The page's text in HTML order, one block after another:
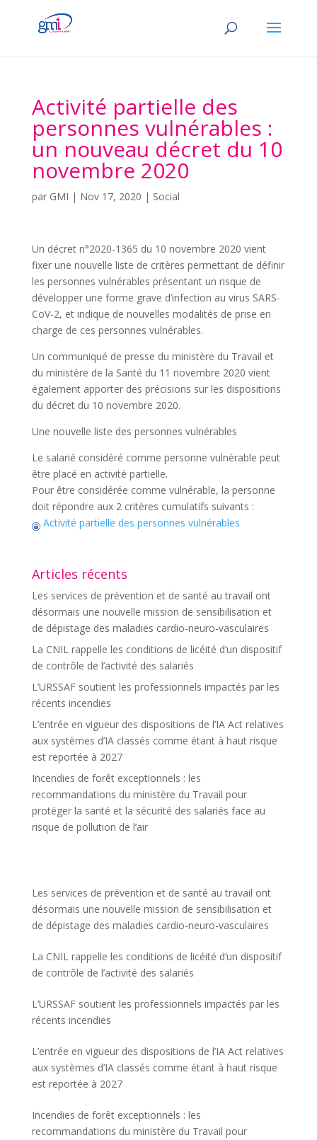
Activité partielle des
personnes vulnérables :
un nouveau décret du 10
novembre 2020
par GMI | Nov 17, 2020 | Social
Un décret n°2020-1365 du 10 novembre 2020 vient
fixer une nouvelle liste de critères permettant de définir
les personnes vulnérables présentant un risque de
développer une forme grave d’infection au virus SARS-
CoV-2, et indique de nouvelles modalités de prise en
charge de ces personnes vulnérables.
Un communiqué de presse du ministère du Travail et
du ministère de la Santé du 11 novembre 2020 vient
également apporter des précisions sur les dispositions
du décret du 10 novembre 2020.
Une nouvelle liste des personnes vulnérables
Le salarié considéré comme personne vulnérable peut
être placé en activité partielle.
Pour être considérée comme vulnérable, la personne
doit répondre aux 2 critères cumulatifs suivants :
Activité partielle des personnes vulnérables
Articles récents
Les services de prévention et de santé au travail ont
désormais une nouvelle mission de sensibilisation et
de dépistage des maladies cardio-neuro-vasculaires
La CNIL rappelle les conditions de licéité d’un dispositif
de contrôle de l’activité des salariés
L’URSSAF soutient les professionnels impactés par les
récents incendies
L’entrée en vigueur des dispositions de l’IA Act relatives
aux systèmes d’IA classés comme étant à haut risque
est reportée à 2027
Incendies de forêt exceptionnels : les
recommandations du ministère du Travail pour
protéger la santé et la sécurité des salariés face au
risque de pollution de l’air
Les services de prévention et de santé au travail ont
désormais une nouvelle mission de sensibilisation et
de dépistage des maladies cardio-neuro-vasculaires
La CNIL rappelle les conditions de licéité d’un dispositif
de contrôle de l’activité des salariés
L’URSSAF soutient les professionnels impactés par les
récents incendies
L’entrée en vigueur des dispositions de l’IA Act relatives
aux systèmes d’IA classés comme étant à haut risque
est reportée à 2027
Incendies de forêt exceptionnels : les
recommandations du ministère du Travail pour